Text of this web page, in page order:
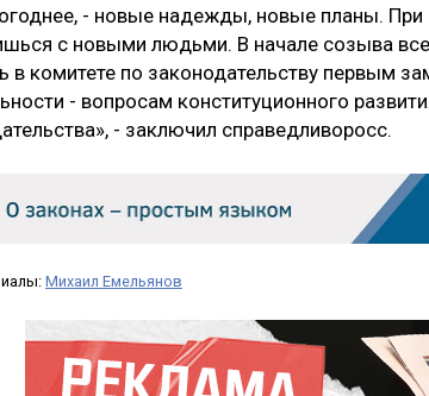
- новые надежды, новые планы.
с новыми людьми. В начале созыва
в комитете по законодательству первым
- вопросам конституционного
- заключил справедливоросс.
Михаил Емельянов